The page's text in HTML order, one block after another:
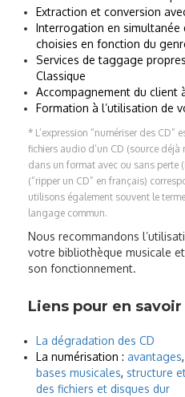
Extraction et conversion
Interrogation en simultanée
choisies en fonction du
Services de taggage
Classique
Accompagnement du client
Formation à l’utilisation de
* L’expression “numériser des CD”
fichiers audio d’un CD (source déjà
dans un format avec ou sans perte
(“ripper un CD” en français)
utilisons également souvent le
langage commun.
Nous recommandons
votre bibliothèque musicale
son fonctionnement.
Liens pour en
La dégradation des CD
La numérisation : avantages,
bases musicales, structure
des fichiers et disques dur